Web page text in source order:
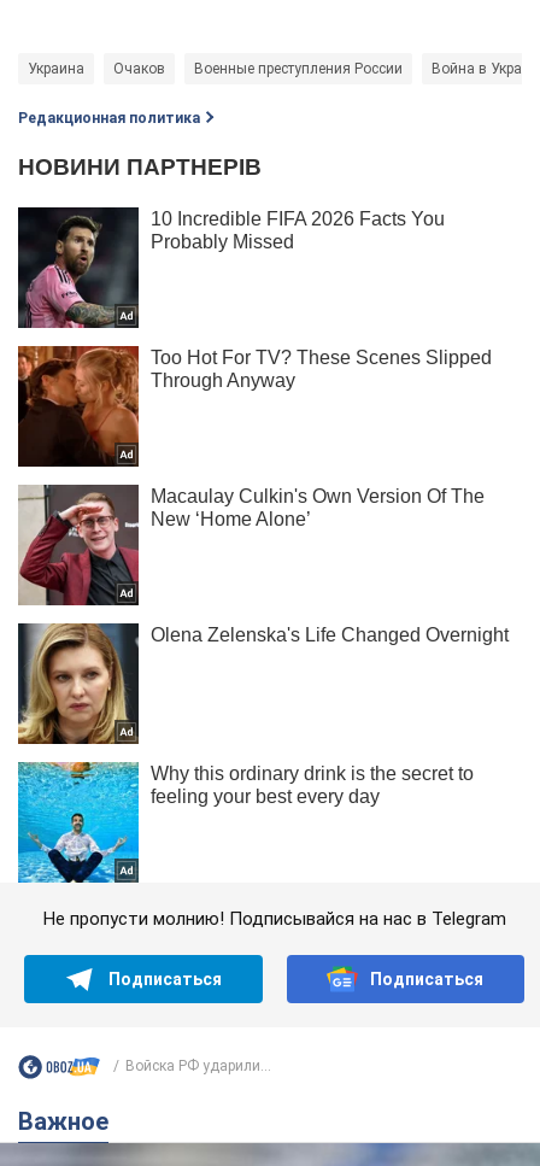
Украина Очаков Военные преступления России Война в
Редакционная политика
Не пропусти молнию! Подписывайся на нас в Telegram
Подписаться Подписаться
Войска РФ ударили...
Важное